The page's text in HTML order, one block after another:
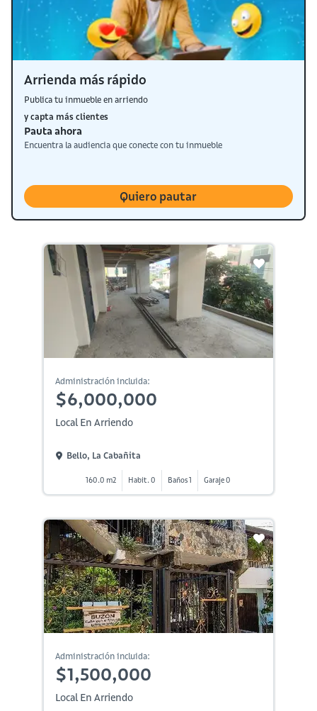
Arrienda más rápido
Publica tu inmueble en arriendo
y capta más clientes
Pauta ahora
Encuentra la audiencia que conecte con tu inmueble
Quiero pautar
Administración incluida:
$6,000,000
Local En Arriendo
Bello, La Cabañita
160.0 m2 Habit. 0 Baños 1 Garaje 0
Administración incluida:
$1,500,000
Local En Arriendo